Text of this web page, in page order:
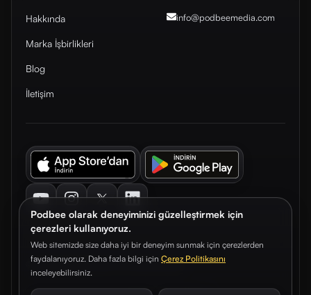
Podbee olarak deneyiminizi güzelleştirmek için
çerezleri kullanıyoruz.
Web sitemizde size daha iyi bir deneyim sunmak için çerezlerden
faydalanıyoruz. Daha fazla bilgi için Çerez Politikasını
inceleyebilirsiniz.
Hakkında
Marka İşbirlikleri
Blog
İletişim
info@podbeemedia.com
© 2026. Podbee Media. Tüm hakları saklıdır.